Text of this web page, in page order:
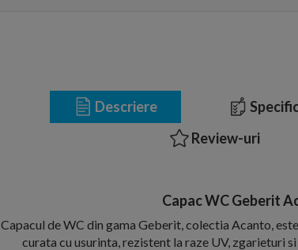
Descriere
Review-uri
Capac WC Geberit
Capacul de WC din gama Geberit, colectia Acanto,
curata cu usurinta, rezistent la raze UV, zgarieturi